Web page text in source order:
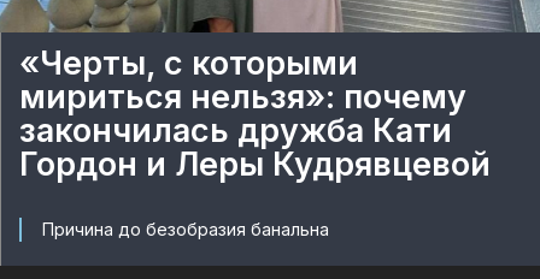
«Черты, с которыми
мириться нельзя»: почему
закончилась дружба Кати
Гордон и Леры Кудрявцевой
Причина до безобразия банальна